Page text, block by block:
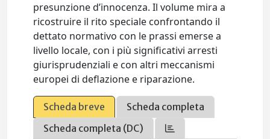
presunzione d’innocenza. Il volume mira a
ricostruire il rito speciale confrontando il
dettato normativo con le prassi emerse a
livello locale, con i più significativi arresti
giurisprudenziali e con altri meccanismi
europei di deflazione e riparazione.
Scheda breve
Scheda completa
Scheda completa (DC)